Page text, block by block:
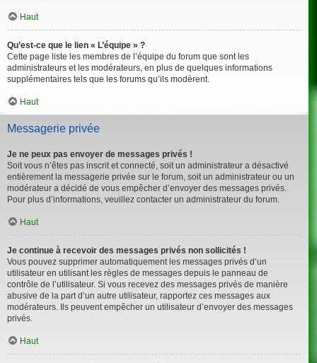
Haut
Qu’est-ce que le lien « L’équipe » ?
Cette page liste les membres de l’équipe du forum que sont les
administrateurs et les modérateurs, en plus de quelques informations
supplémentaires tels que les forums qu’ils modèrent.
Haut
Messagerie privée
Je ne peux pas envoyer de messages privés !
Soit vous n’êtes pas inscrit et connecté, soit un administrateur a désactivé
entièrement la messagerie privée sur le forum, soit un administrateur ou un
modérateur a décidé de vous empêcher d’envoyer des messages privés.
Pour plus d’informations, veuillez contacter un administrateur du forum.
Haut
Je continue à recevoir des messages privés non sollicités !
Vous pouvez supprimer automatiquement les messages privés d’un
utilisateur en utilisant les règles de messages depuis le panneau de
contrôle de l’utilisateur. Si vous recevez des messages privés de manière
abusive de la part d’un autre utilisateur, rapportez ces messages aux
modérateurs. Ils peuvent empêcher un utilisateur d’envoyer des messages
privés.
Haut